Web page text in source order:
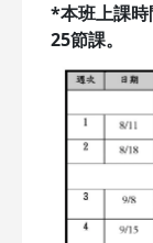
*本班上課時
25節課。